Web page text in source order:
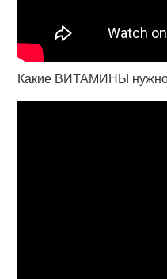
Какие ВИТАМИНЫ